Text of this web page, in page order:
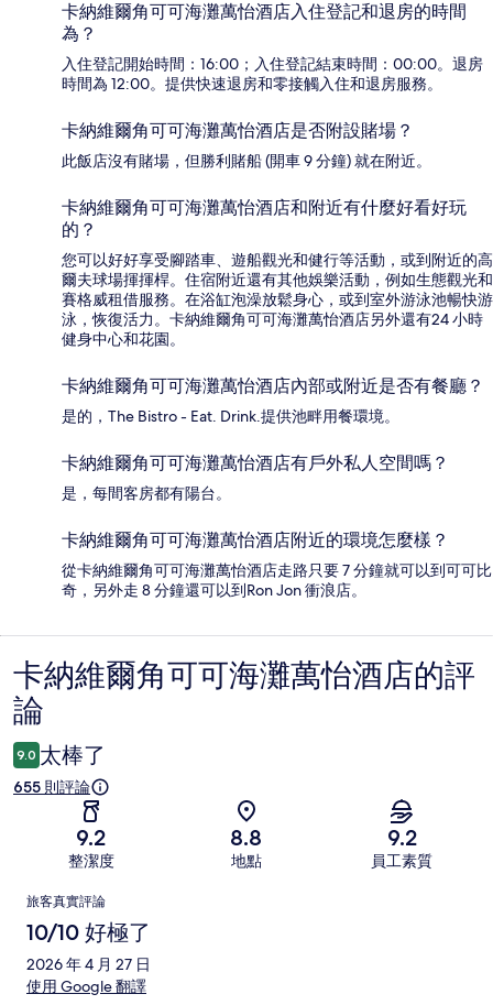
卡納維爾角可可海灘萬怡酒店入住登記和退房的時間
為？
入住登記開始時間：16:00；入住登記結束時間：00:00。退房
時間為 12:00。提供快速退房和零接觸入住和退房服務。
卡納維爾角可可海灘萬怡酒店是否附設賭場？
此飯店沒有賭場，但勝利賭船 (開車 9 分鐘) 就在附近。
卡納維爾角可可海灘萬怡酒店和附近有什麼好看好玩
的？
您可以好好享受腳踏車、遊船觀光和健行等活動，或到附近的高
爾夫球場揮揮桿。住宿附近還有其他娛樂活動，例如生態觀光和
賽格威租借服務。在浴缸泡澡放鬆身心，或到室外游泳池暢快游
泳，恢復活力。卡納維爾角可可海灘萬怡酒店另外還有24 小時
健身中心和花園。
卡納維爾角可可海灘萬怡酒店內部或附近是否有餐廳？
是的，The Bistro - Eat. Drink.提供池畔用餐環境。
卡納維爾角可可海灘萬怡酒店有戶外私人空間嗎？
是，每間客房都有陽台。
卡納維爾角可可海灘萬怡酒店附近的環境怎麼樣？
從卡納維爾角可可海灘萬怡酒店走路只要 7 分鐘就可以到可可比
奇，另外走 8 分鐘還可以到Ron Jon 衝浪店。
評
論
卡納維爾角可可海灘萬怡酒店的評
論
9.0 太棒了
655 則評論
9.2
整潔度
8.8
地點
9.2
員工素質
評
論
旅客真實評論
10/10 好極了
2026 年 4 月 27 日
使用 Google 翻譯